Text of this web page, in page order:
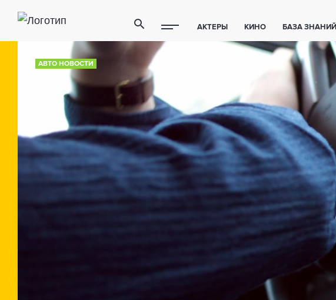
АКТЕРЫ КИНО БАЗА ЗНАНИЙ
ПОЛЕЗНЫЕ СОВЕТЫ ЖИВОТНЫЕ
ТЕХНОЛОГИИ
АВТО НОВОСТИ